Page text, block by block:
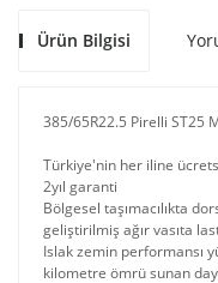
Ürün Bilgisi
385/65R22.5 Pirelli ST25
Türkiye'nin her iline
2yıl garanti
Bölgesel taşımacılıkta
geliştirilmiş ağır vasıta
Islak zemin performansı
kilometre ömrü sunan